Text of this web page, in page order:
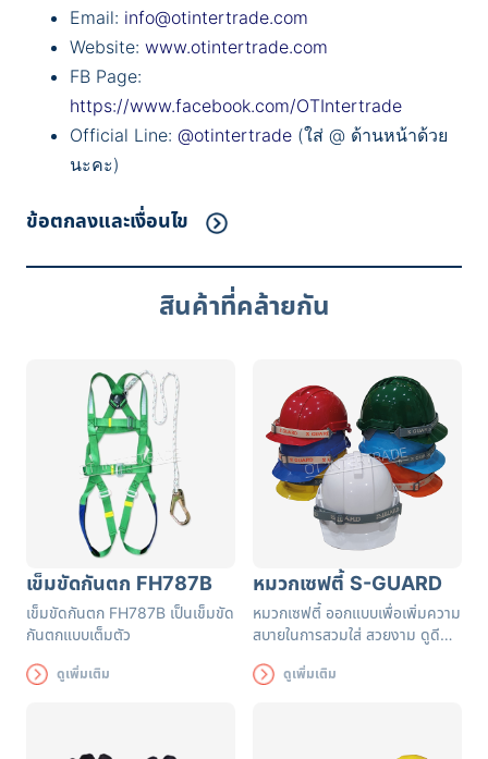
Email: info@otintertrade.com
Website: www.otintertrade.com
FB Page:
https://www.facebook.com/OTIntertrade
Official Line: @otintertrade (ใส่ @ ด้านหน้าด้วย
นะคะ)
ข้อตกลงและเงื่อนไข
สินค้าที่คล้ายกัน
เข็มขัดกันตก FH787B
เข็มขัดกันตก FH787B เป็นเข็มขัด
กันตกแบบเต็มตัว
ดูเพิ่มเติม
หมวกเซฟตี้ S-GUARD
หมวกเซฟตี้ ออกแบบเพื่อเพิ่มความ
สบายในการสวมใส่ สวยงาม ดูดี
สวมใส่หมวกนิรภัยรุ่นนี้อีกด้วย
ดูเพิ่มเติม